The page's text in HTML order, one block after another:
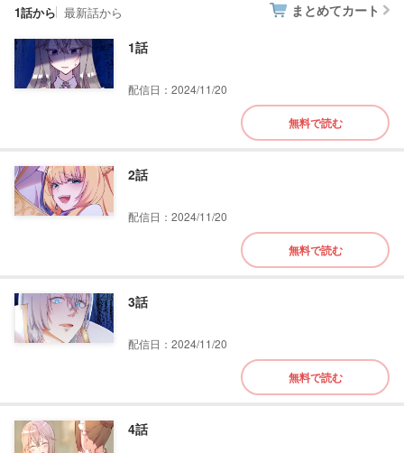
1話から 最新話から まとめてカート
1話
配信日：2024/11/20
無料で読む
2話
配信日：2024/11/20
無料で読む
3話
配信日：2024/11/20
無料で読む
4話